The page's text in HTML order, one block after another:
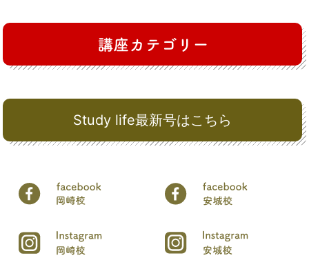
Study life最新号はこちら